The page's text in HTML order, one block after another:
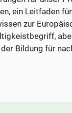
ein Leitfaden für
zur
Bildung für